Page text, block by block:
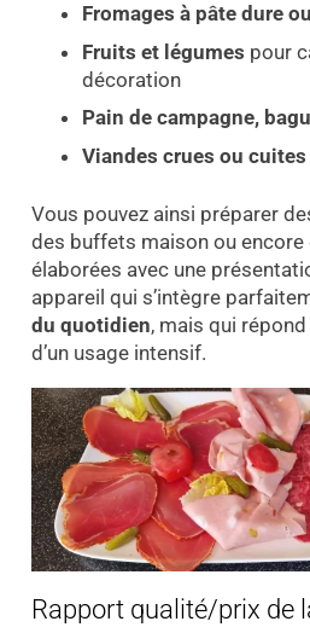
Fromages à pâte dure
Fruits et légumes pour
décoration
Pain de campagne,
Viandes crues ou cuites
Vous pouvez ainsi préparer
des buffets maison ou
élaborées avec une
appareil qui s’intègre
du quotidien, mais qui
d’un usage intensif.
Rapport qualité/prix de